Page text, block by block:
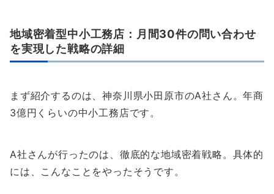
地域密着型中小工務店：月間30件の問い合わせ
を実現した戦略の詳細
まず紹介するのは、神奈川県小田原市のA社さん。年商
3億円くらいの中小工務店です。
A社さんが行ったのは、徹底的な地域密着戦略。具体的
には、こんなことをやったそうです。